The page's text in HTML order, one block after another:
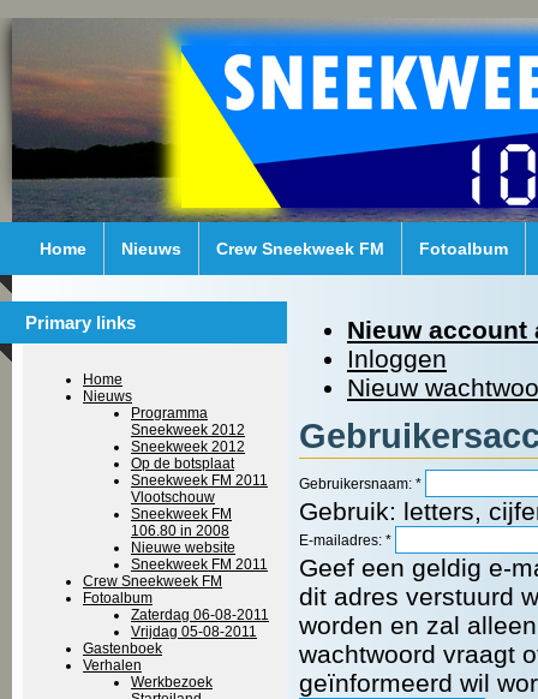
Home Nieuws Crew Sneekweek FM Fotoalbum
Primary links
Home
Nieuws
Programma
Sneekweek 2012
Sneekweek 2012
Op de botsplaat
Sneekweek FM 2011
Vlootschouw
Sneekweek FM
106.80 in 2008
Nieuwe website
Sneekweek FM 2011
Crew Sneekweek FM
Fotoalbum
Zaterdag 06-08-2011
Vrijdag 05-08-2011
Gastenboek
Verhalen
Werkbezoek
Nieuw account
Inloggen
Nieuw
Gebruikersnaam: *
Gebruik: letters,
E-mailadres: *
Geef een geldig e-
dit adres verstuurd
worden en zal
wachtwoord vraagt
geïnformeerd wil